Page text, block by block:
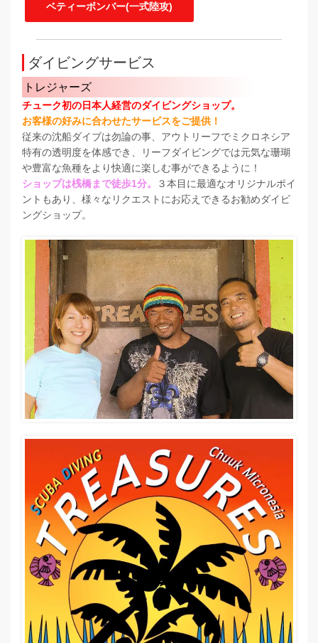
ベティーボンバー(一式陸攻)
ダイビングサービス
トレジャーズ
チューク初の日本人経営のダイビングショップ。
お客様の好みに合わせたサービスをご提供！
従来の沈船ダイブは勿論の事、アウトリーフでミクロネシア
特有の透明度を体感でき、リーフダイビングでは元気な珊瑚
や豊富な魚種をより快適に楽しむ事ができるように！
ショップは桟橋まで徒歩1分。
３本目に最適なオリジナルポイ
ントもあり、様々なリクエストにお応えできるお勧めダイビ
ングショップ。